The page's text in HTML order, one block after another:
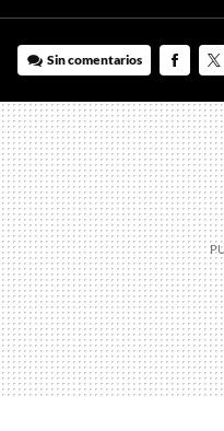
Sin comentarios